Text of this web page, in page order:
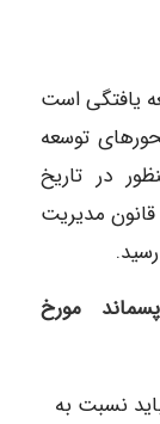
یافتگی است
توسعه
در تاریخ
قانون مدیریت
مورخ
نسبت به